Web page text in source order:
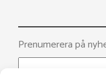
Prenumerera på